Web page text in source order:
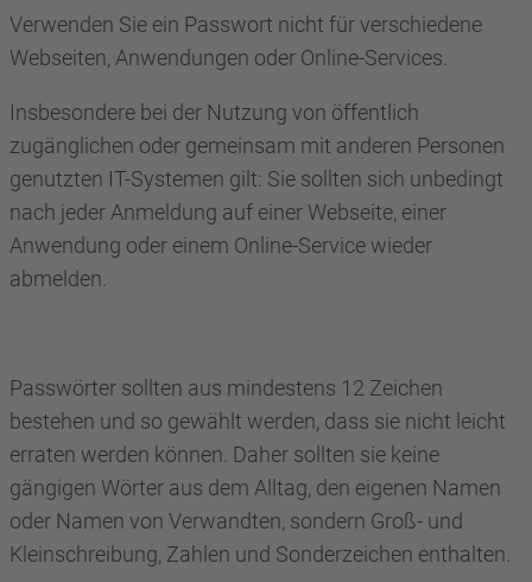
Verwenden Sie ein Passwort nicht für verschiedene
Webseiten, Anwendungen oder Online-Services.
Insbesondere bei der Nutzung von öffentlich
zugänglichen oder gemeinsam mit anderen Personen
genutzten IT-Systemen gilt: Sie sollten sich unbedingt
nach jeder Anmeldung auf einer Webseite, einer
Anwendung oder einem Online-Service wieder
abmelden.
Passwörter sollten aus mindestens 12 Zeichen
bestehen und so gewählt werden, dass sie nicht leicht
erraten werden können. Daher sollten sie keine
gängigen Wörter aus dem Alltag, den eigenen Namen
oder Namen von Verwandten, sondern Groß- und
Kleinschreibung, Zahlen und Sonderzeichen enthalten.